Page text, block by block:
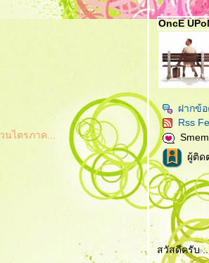
ไตรภาค...
OncE
ฝากข้
Rss
ผู้ติด
สวัสดีครับ